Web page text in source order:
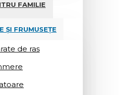
FAMILIE
ȘI FRUMUSEȚE
de ras